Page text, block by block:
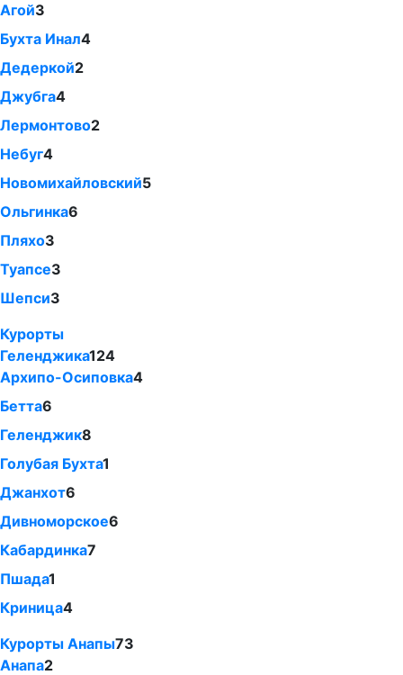
Агой3
Бухта Инал4
Дедеркой2
Джубга4
Лермонтово2
Небуг4
Новомихайловский5
Ольгинка6
Пляхо3
Туапсе3
Шепси3
Курорты
Геленджика124
Архипо-Осиповка4
Бетта6
Геленджик8
Голубая Бухта1
Джанхот6
Дивноморское6
Кабардинка7
Пшада1
Криница4
Курорты Анапы73
Анапа2